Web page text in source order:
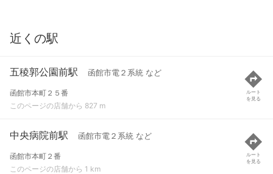
近くの駅
五稜郭公園前駅 函館市電２系統 など
函館市本町２５番
このページの店舗から 827 m
ルート
を見る
中央病院前駅 函館市電２系統 など
函館市本町２番
このページの店舗から 1 km
ルート
を見る